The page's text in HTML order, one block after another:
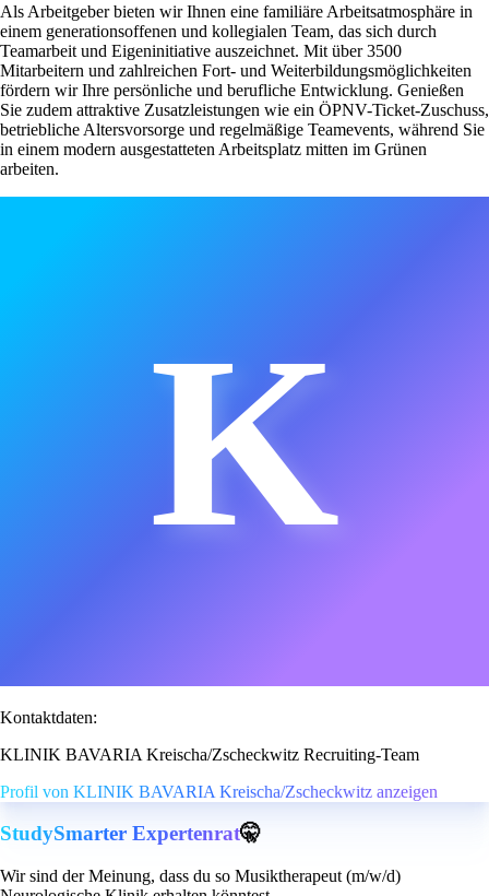
Als Arbeitgeber bieten wir Ihnen eine familiäre Arbeitsatmosphäre in
einem generationsoffenen und kollegialen Team, das sich durch
Teamarbeit und Eigeninitiative auszeichnet. Mit über 3500
Mitarbeitern und zahlreichen Fort- und Weiterbildungsmöglichkeiten
fördern wir Ihre persönliche und berufliche Entwicklung. Genießen
Sie zudem attraktive Zusatzleistungen wie ein ÖPNV-Ticket-Zuschuss,
betriebliche Altersvorsorge und regelmäßige Teamevents, während Sie
in einem modern ausgestatteten Arbeitsplatz mitten im Grünen
arbeiten.
K
Kontaktdaten:
KLINIK BAVARIA Kreischa/Zscheckwitz Recruiting-Team
Profil von KLINIK BAVARIA Kreischa/Zscheckwitz anzeigen
StudySmarter Expertenrat🤫
Wir sind der Meinung, dass du so Musiktherapeut (m/w/d)